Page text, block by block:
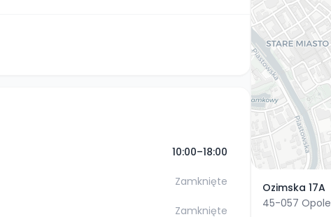
10:00–18:00
Zamknięte
Zamknięte
Ozimska 17A
45-057 Opole